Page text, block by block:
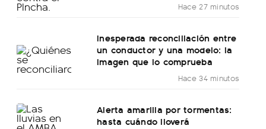
Hace 27 minutos
Inesperada reconciliación entre
un conductor y una modelo: la
imagen que lo comprueba
Hace 34 minutos
Alerta amarilla por tormentas:
hasta cuándo lloverá